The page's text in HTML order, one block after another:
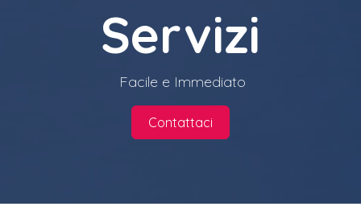
Servizi
Facile e Immediato
Contattaci